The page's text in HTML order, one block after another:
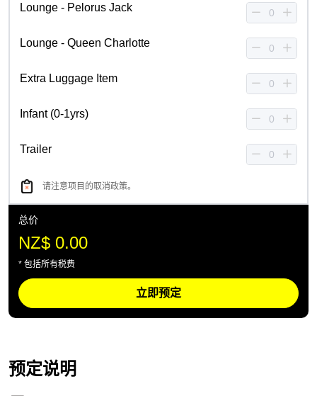
预定说明
Lounge - Pelorus Jack
Lounge - Queen Charlotte
Extra Luggage Item
Infant (0-1yrs)
Trailer
请注意项目的取消政策。
总价
NZ$ 0.00
* 包括所有税费
立即预定